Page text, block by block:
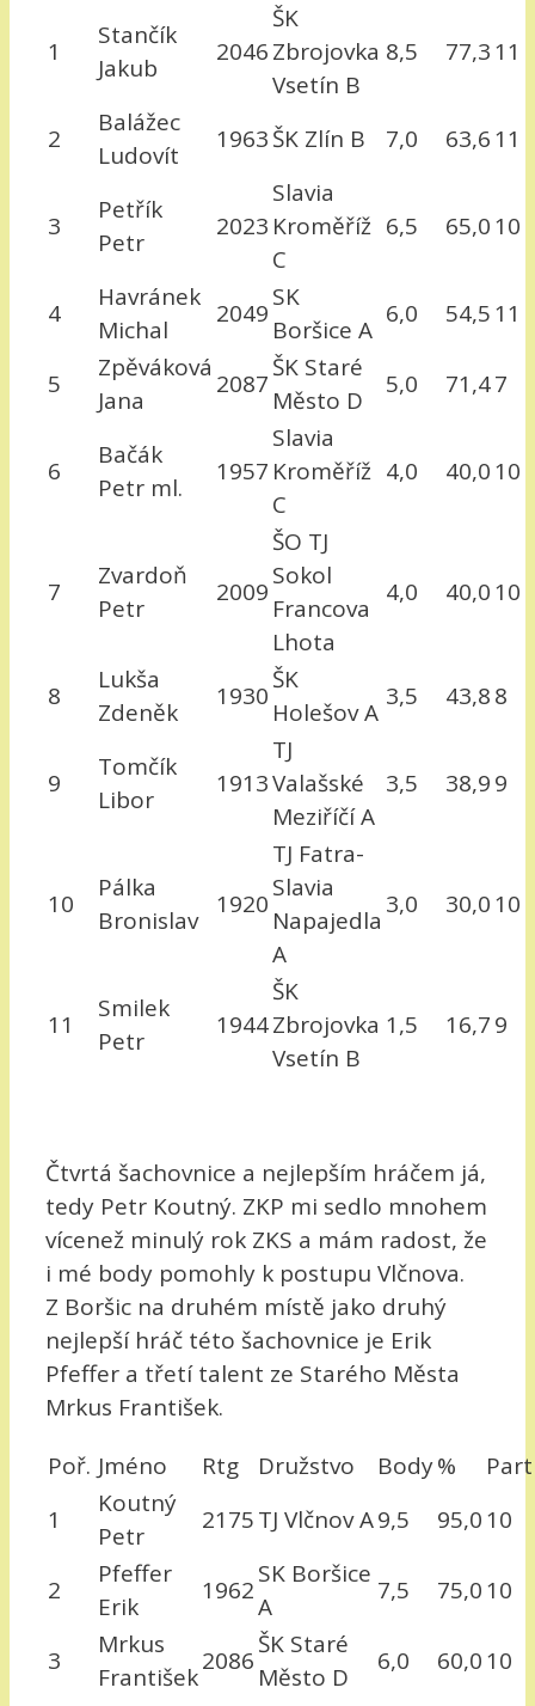
1
Stančík
Jakub
2046
ŠK
Zbrojovka
Vsetín B
8,5 77,311
2
Balážec
Ludovít
1963ŠK Zlín B 7,0 63,611
3
Petřík
Petr
2023
Slavia
Kroměříž
C
6,5 65,010
4
Havránek
Michal
2049
SK
Boršice A
6,0 54,511
5
Zpěváková
Jana
2087
ŠK Staré
Město D
5,0 71,47
6
Bačák
Petr ml.
1957
Slavia
Kroměříž
C
4,0 40,010
7
Zvardoň
Petr
2009
ŠO TJ
Sokol
Francova
Lhota
4,0 40,010
8
Lukša
Zdeněk
1930
ŠK
Holešov A
3,5 43,88
9
Tomčík
Libor
1913
TJ
Valašské
Meziříčí A
3,5 38,99
10
Pálka
Bronislav
1920
TJ Fatra-
Slavia
Napajedla
A
3,0 30,010
11
Smilek
Petr
1944
ŠK
Zbrojovka
Vsetín B
1,5 16,79
Čtvrtá šachovnice a nejlepším hráčem já,
tedy Petr Koutný. ZKP mi sedlo mnohem
vícenež minulý rok ZKS a mám radost, že
i mé body pomohly k postupu Vlčnova.
Z Boršic na druhém místě jako druhý
nejlepší hráč této šachovnice je Erik
Pfeffer a třetí talent ze Starého Města
Mrkus František.
Poř. Jméno Rtg Družstvo Body%
1
Koutný
Petr
2175TJ Vlčnov A9,5 95,010
2
Pfeffer
Erik
1962
SK Boršice
A
7,5 75,010
3
Mrkus
František
2086
ŠK Staré
Město D
6,0 60,010